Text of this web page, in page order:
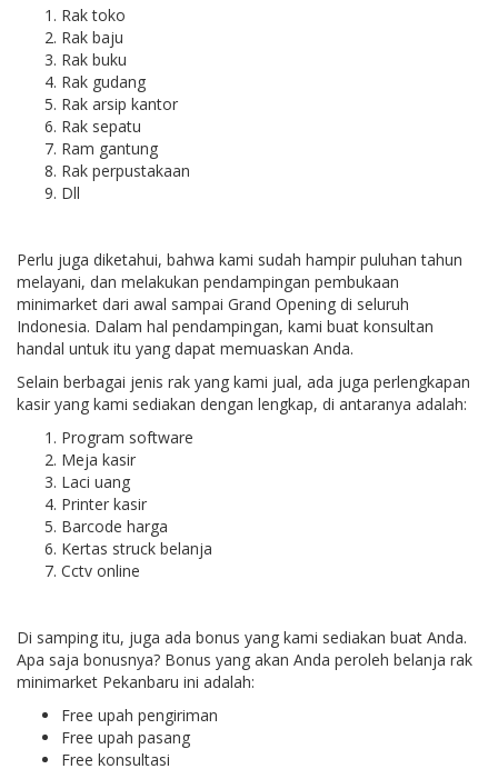
Rak toko
Rak baju
Rak buku
Rak gudang
Rak arsip kantor
Rak sepatu
Ram gantung
Rak perpustakaan
Dll
Perlu juga diketahui, bahwa kami sudah hampir puluhan tahun
melayani, dan melakukan pendampingan pembukaan
minimarket dari awal sampai Grand Opening di seluruh
Indonesia. Dalam hal pendampingan, kami buat konsultan
handal untuk itu yang dapat memuaskan Anda.
Selain berbagai jenis rak yang kami jual, ada juga perlengkapan
kasir yang kami sediakan dengan lengkap, di antaranya adalah:
Program software
Meja kasir
Laci uang
Printer kasir
Barcode harga
Kertas struck belanja
Cctv online
Di samping itu, juga ada bonus yang kami sediakan buat Anda.
Apa saja bonusnya? Bonus yang akan Anda peroleh belanja rak
minimarket Pekanbaru ini adalah:
Free upah pengiriman
Free upah pasang
Free konsultasi